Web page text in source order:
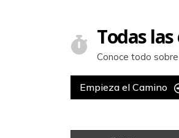
Todas
Conoce todo
Empieza el Camino